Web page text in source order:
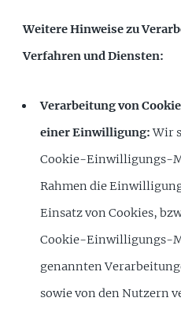
Weitere Hinweise zu
Verfahren und Diensten:
Verarbeitung von
einer Einwilligung:Wir
Cookie-Einwilligungs-
Rahmen die
Einsatz von Cookies,
Cookie-Einwilligungs-
genannten
sowie von den Nutzern